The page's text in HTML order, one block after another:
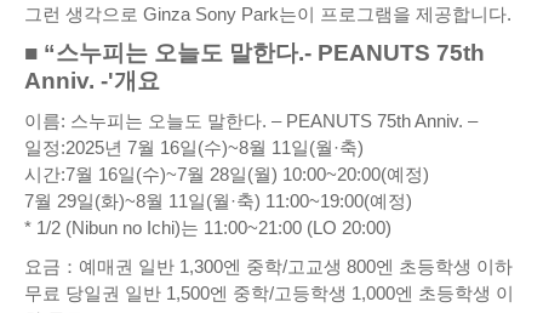
그런 생각으로 Ginza Sony Park는이 프로그램을 제공합니다.
■ “스누피는 오늘도 말한다.- PEANUTS 75th
Anniv. -'개요
이름: 스누피는 오늘도 말한다. – PEANUTS 75th Anniv. –
일정:2025년 7월 16일(수)~8월 11일(월·축)
시간:7월 16일(수)~7월 28일(월) 10:00~20:00(예정)
7월 29일(화)~8월 11일(월·축) 11:00~19:00(예정)
* 1/2 (Nibun no Ichi)는 11:00~21:00 (LO 20:00)
요금：예매권 일반 1,300엔 중학/고교생 800엔 초등학생 이하
무료 당일권 일반 1,500엔 중학/고등학생 1,000엔 초등학생 이